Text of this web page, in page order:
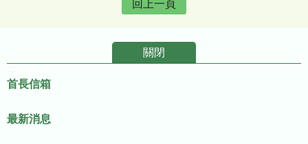
回上一頁
關閉
首長信箱
最新消息